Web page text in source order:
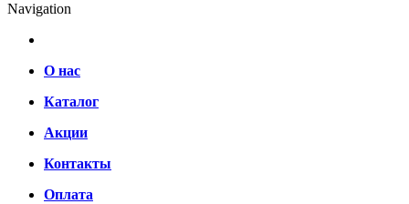
Navigation
О нас
Каталог
Акции
Контакты
Оплата